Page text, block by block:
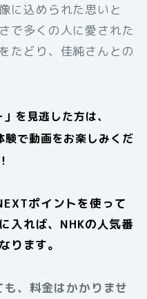
に込められた思いと
で多くの人に愛された
たどり、佳純さんとの
を見逃した方は、
で動画をお楽しみくだ
ポイントを使って
入れば、NHKの人気番
ります。
、料金はかかりませ